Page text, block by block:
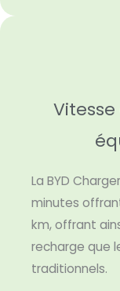
La BYD
minutes
km, offrant
recharge que
traditionnels.